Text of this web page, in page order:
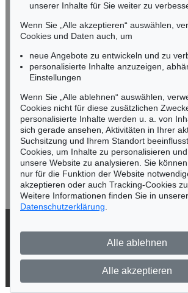
Tel.: +49 (0)89 55244-164
Mobil: +49 (0)171 8618661
n.kassel@kettererkunst.de
Keine Auktion mehr
Wir informieren Sie
Jetzt zum Newsletter anmelden >
© 2026 Ketterer Kunst GmbH & Co. KG
Impressum
unserer Inhalte für Sie weiter zu
Wenn Sie „Alle akzeptieren“ auswählen,
Cookies und Daten auch, um
neue Angebote zu entwickeln und zu
personalisierte Inhalte anzuzeigen,
Einstellungen
Wenn Sie „Alle ablehnen“ auswählen,
Cookies nicht für diese zusätzlichen
personalisierte Inhalte werden u. a. von
sich gerade ansehen, Aktivitäten in Ihrer
Suchsitzung und Ihrem Standort
Cookies, um Inhalte zu personalisieren
unsere Website zu analysieren. Sie
nur für die Funktion der Website
akzeptieren oder auch Tracking-Cookies
Weitere Informationen finden Sie in unserer
Datenschutzerklärung
Alle ablehnen
Alle akzeptieren